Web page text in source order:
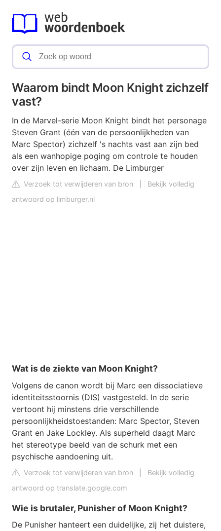
Waarom bindt Moon Knight zichzelf
vast?
In de Marvel-serie Moon Knight bindt het personage
Steven Grant (één van de persoonlijkheden van
Marc Spector) zichzelf 's nachts vast aan zijn bed
als een wanhopige poging om controle te houden
over zijn leven en lichaam. De Limburger
Verzoek tot verwijderen van bron
Bekijk volledig
antwoord op limburger.nl
Wat is de ziekte van Moon Knight?
Volgens de canon wordt bij Marc een dissociatieve
identiteitsstoornis (DIS) vastgesteld. In de serie
vertoont hij minstens drie verschillende
persoonlijkheidstoestanden: Marc Spector, Steven
Grant en Jake Lockley. Als superheld daagt Marc
het stereotype beeld van de schurk met een
psychische aandoening uit.
Verzoek tot verwijderen van bron
Bekijk volledig
antwoord op translate.google.com
Wie is brutaler, Punisher of Moon Knight?
De Punisher hanteert een duidelijke, zij het duistere,